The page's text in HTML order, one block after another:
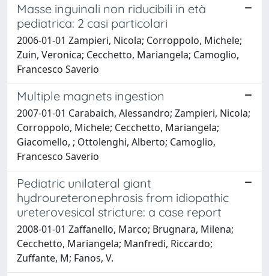
Masse inguinali non riducibili in età
pediatrica: 2 casi particolari
2006-01-01 Zampieri, Nicola; Corroppolo, Michele;
Zuin, Veronica; Cecchetto, Mariangela; Camoglio,
Francesco Saverio
Multiple magnets ingestion
2007-01-01 Carabaich, Alessandro; Zampieri, Nicola;
Corroppolo, Michele; Cecchetto, Mariangela;
Giacomello, ; Ottolenghi, Alberto; Camoglio,
Francesco Saverio
Pediatric unilateral giant
hydroureteronephrosis from idiopathic
ureterovesical stricture: a case report
2008-01-01 Zaffanello, Marco; Brugnara, Milena;
Cecchetto, Mariangela; Manfredi, Riccardo;
Zuffante, M; Fanos, V.